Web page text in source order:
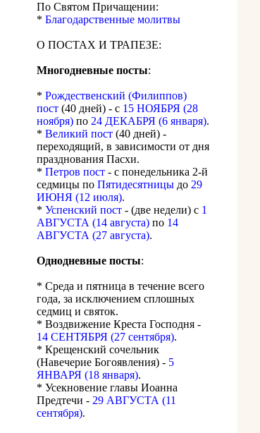
По Святом Причащении:
* Благодарственные молитвы
О ПОСТАХ И ТРАПЕЗЕ:
Многодневные посты:
* Рождественский (Филиппов)
пост (40 дней) - с 15 НОЯБРЯ (28
ноября) по 24 ДЕКАБРЯ (6 января).
* Великий пост (40 дней) -
переходящий, в зависимости от дня
празднования Пасхи.
* Петров пост - с понедельника 2-й
седмицы по Пятидесятницы до 29
ИЮНЯ (12 июля).
* Успенский пост - (две недели) с 1
АВГУСТА (14 августа) по 14
АВГУСТА (27 августа).
Однодневные посты:
* Среда и пятница в течение всего
года, за исключением сплошных
седмиц и святок.
* Воздвижение Креста Господня -
14 СЕНТЯБРЯ (27 сентября).
* Крещенский сочельник
(Навечерие Богоявления) - 5
ЯНВАРЯ (18 января).
* Усекновение главы Иоанна
Предтечи - 29 АВГУСТА (11
сентября).